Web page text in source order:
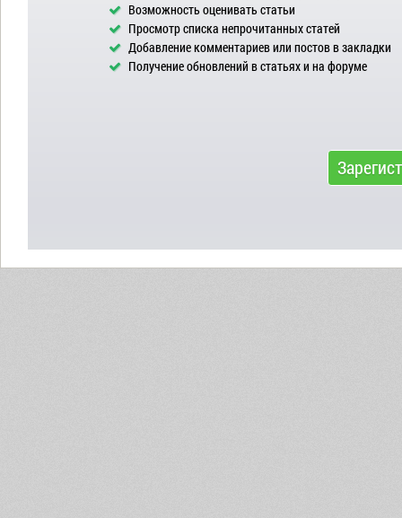
Возможность оценивать статьи
Просмотр списка непрочитанных статей
Добавление комментариев или постов в закладки
Получение обновлений в статьях и на форуме